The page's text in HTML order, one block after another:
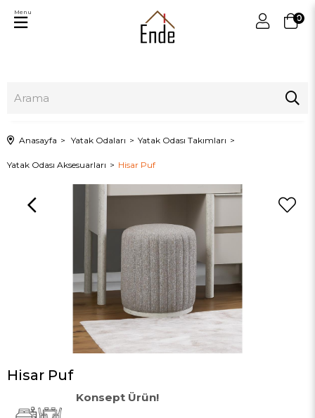
0
Menu
Anasayfa Yatak Odaları Yatak Odası Takımları
Yatak Odası Aksesuarları Hisar Puf
Hisar Puf
Konsept Ürün!